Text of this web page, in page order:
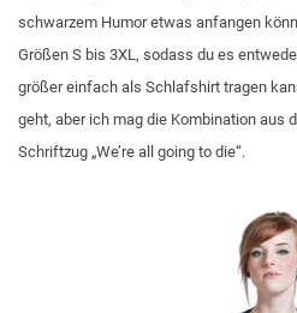
schwarzem Humor etwas anfangen
Größen S bis 3XL, sodass du es
größer einfach als Schlafshirt tragen
geht, aber ich mag die Kombination aus
Schriftzug „We’re all going to die“.